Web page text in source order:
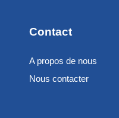
Contact
A propos de nous
Nous contacter